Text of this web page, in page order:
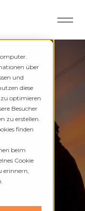
über
und
diese
optimieren
Besucher
zu erstellen.
finden
beim
Cookie
erinnern,